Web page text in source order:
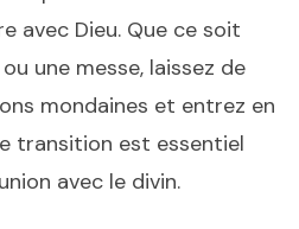
avec Dieu. Que ce soit
une messe, laissez de
mondaines et entrez en
transition est essentiel
avec le divin.